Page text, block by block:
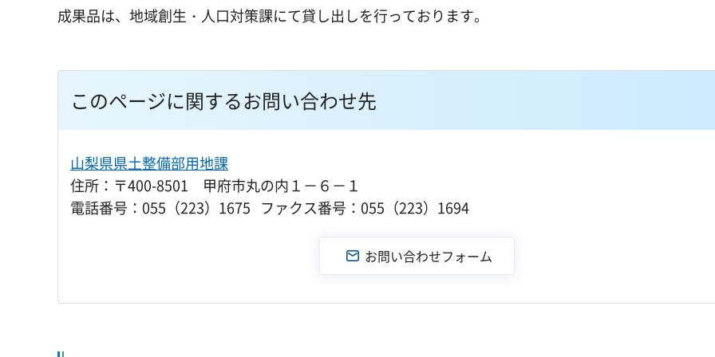
成果品は、地域創生・人口対策課にて貸し出しを行っております。
このページに関するお問い合わせ先
山梨県県土整備部用地課
住所：〒400-8501 甲府市丸の内１－６－１
電話番号：055（223）1675 ファクス番号：055（223）1694